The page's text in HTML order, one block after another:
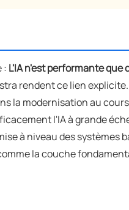
: L'IA n'est performante que
rendent ce lien
la modernisation au
l'IA à grande
à niveau des systèmes
la couche